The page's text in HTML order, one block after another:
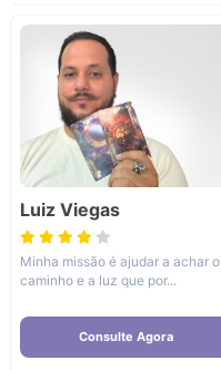
Luiz Viegas
Minha missão é ajudar a achar o
caminho e a luz que por...
Consulte Agora